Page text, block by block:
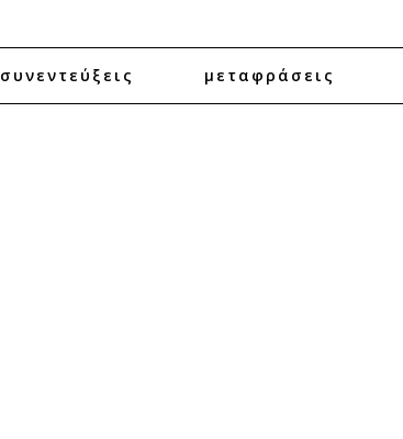
συνεντεύξεις μεταφράσεις